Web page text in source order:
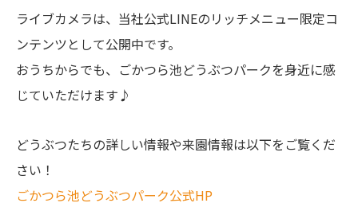
ライブカメラは、当社公式LINEのリッチメニュー限定コ
ンテンツとして公開中です。
おうちからでも、ごかつら池どうぶつパークを身近に感
じていただけます♪
どうぶつたちの詳しい情報や来園情報は以下をご覧くだ
さい！
ごかつら池どうぶつパーク公式HP